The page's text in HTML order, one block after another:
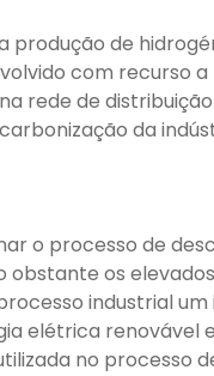
produção de
com recurso
rede de
da
o processo de
obstante os
industrial
elétrica renovável
no processo